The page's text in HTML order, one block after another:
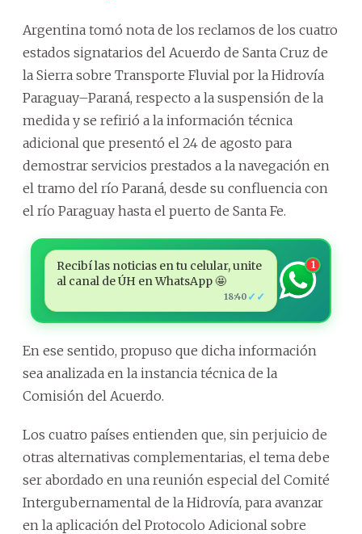
Argentina tomó nota de los reclamos de los cuatro
estados signatarios del Acuerdo de Santa Cruz de
la Sierra sobre Transporte Fluvial por la Hidrovía
Paraguay–Paraná, respecto a la suspensión de la
medida y se refirió a la información técnica
adicional que presentó el 24 de agosto para
demostrar servicios prestados a la navegación en
el tramo del río Paraná, desde su confluencia con
el río Paraguay hasta el puerto de Santa Fe.
Recibí las noticias en tu celular, unite
al canal de ÚH en WhatsApp 🤩
18:40 ✓✓
1
En ese sentido, propuso que dicha información
sea analizada en la instancia técnica de la
Comisión del Acuerdo.
Los cuatro países entienden que, sin perjuicio de
otras alternativas complementarias, el tema debe
ser abordado en una reunión especial del Comité
Intergubernamental de la Hidrovía, para avanzar
en la aplicación del Protocolo Adicional sobre